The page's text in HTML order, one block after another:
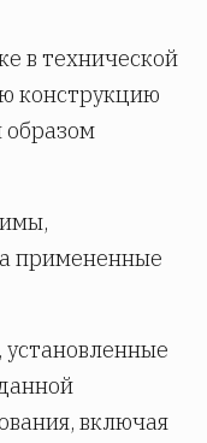
в технической
конструкцию
образом
примененные
установленные
включая